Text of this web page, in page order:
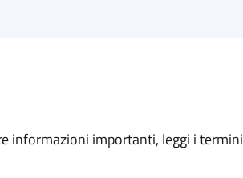
informazioni importanti, leggi i termini